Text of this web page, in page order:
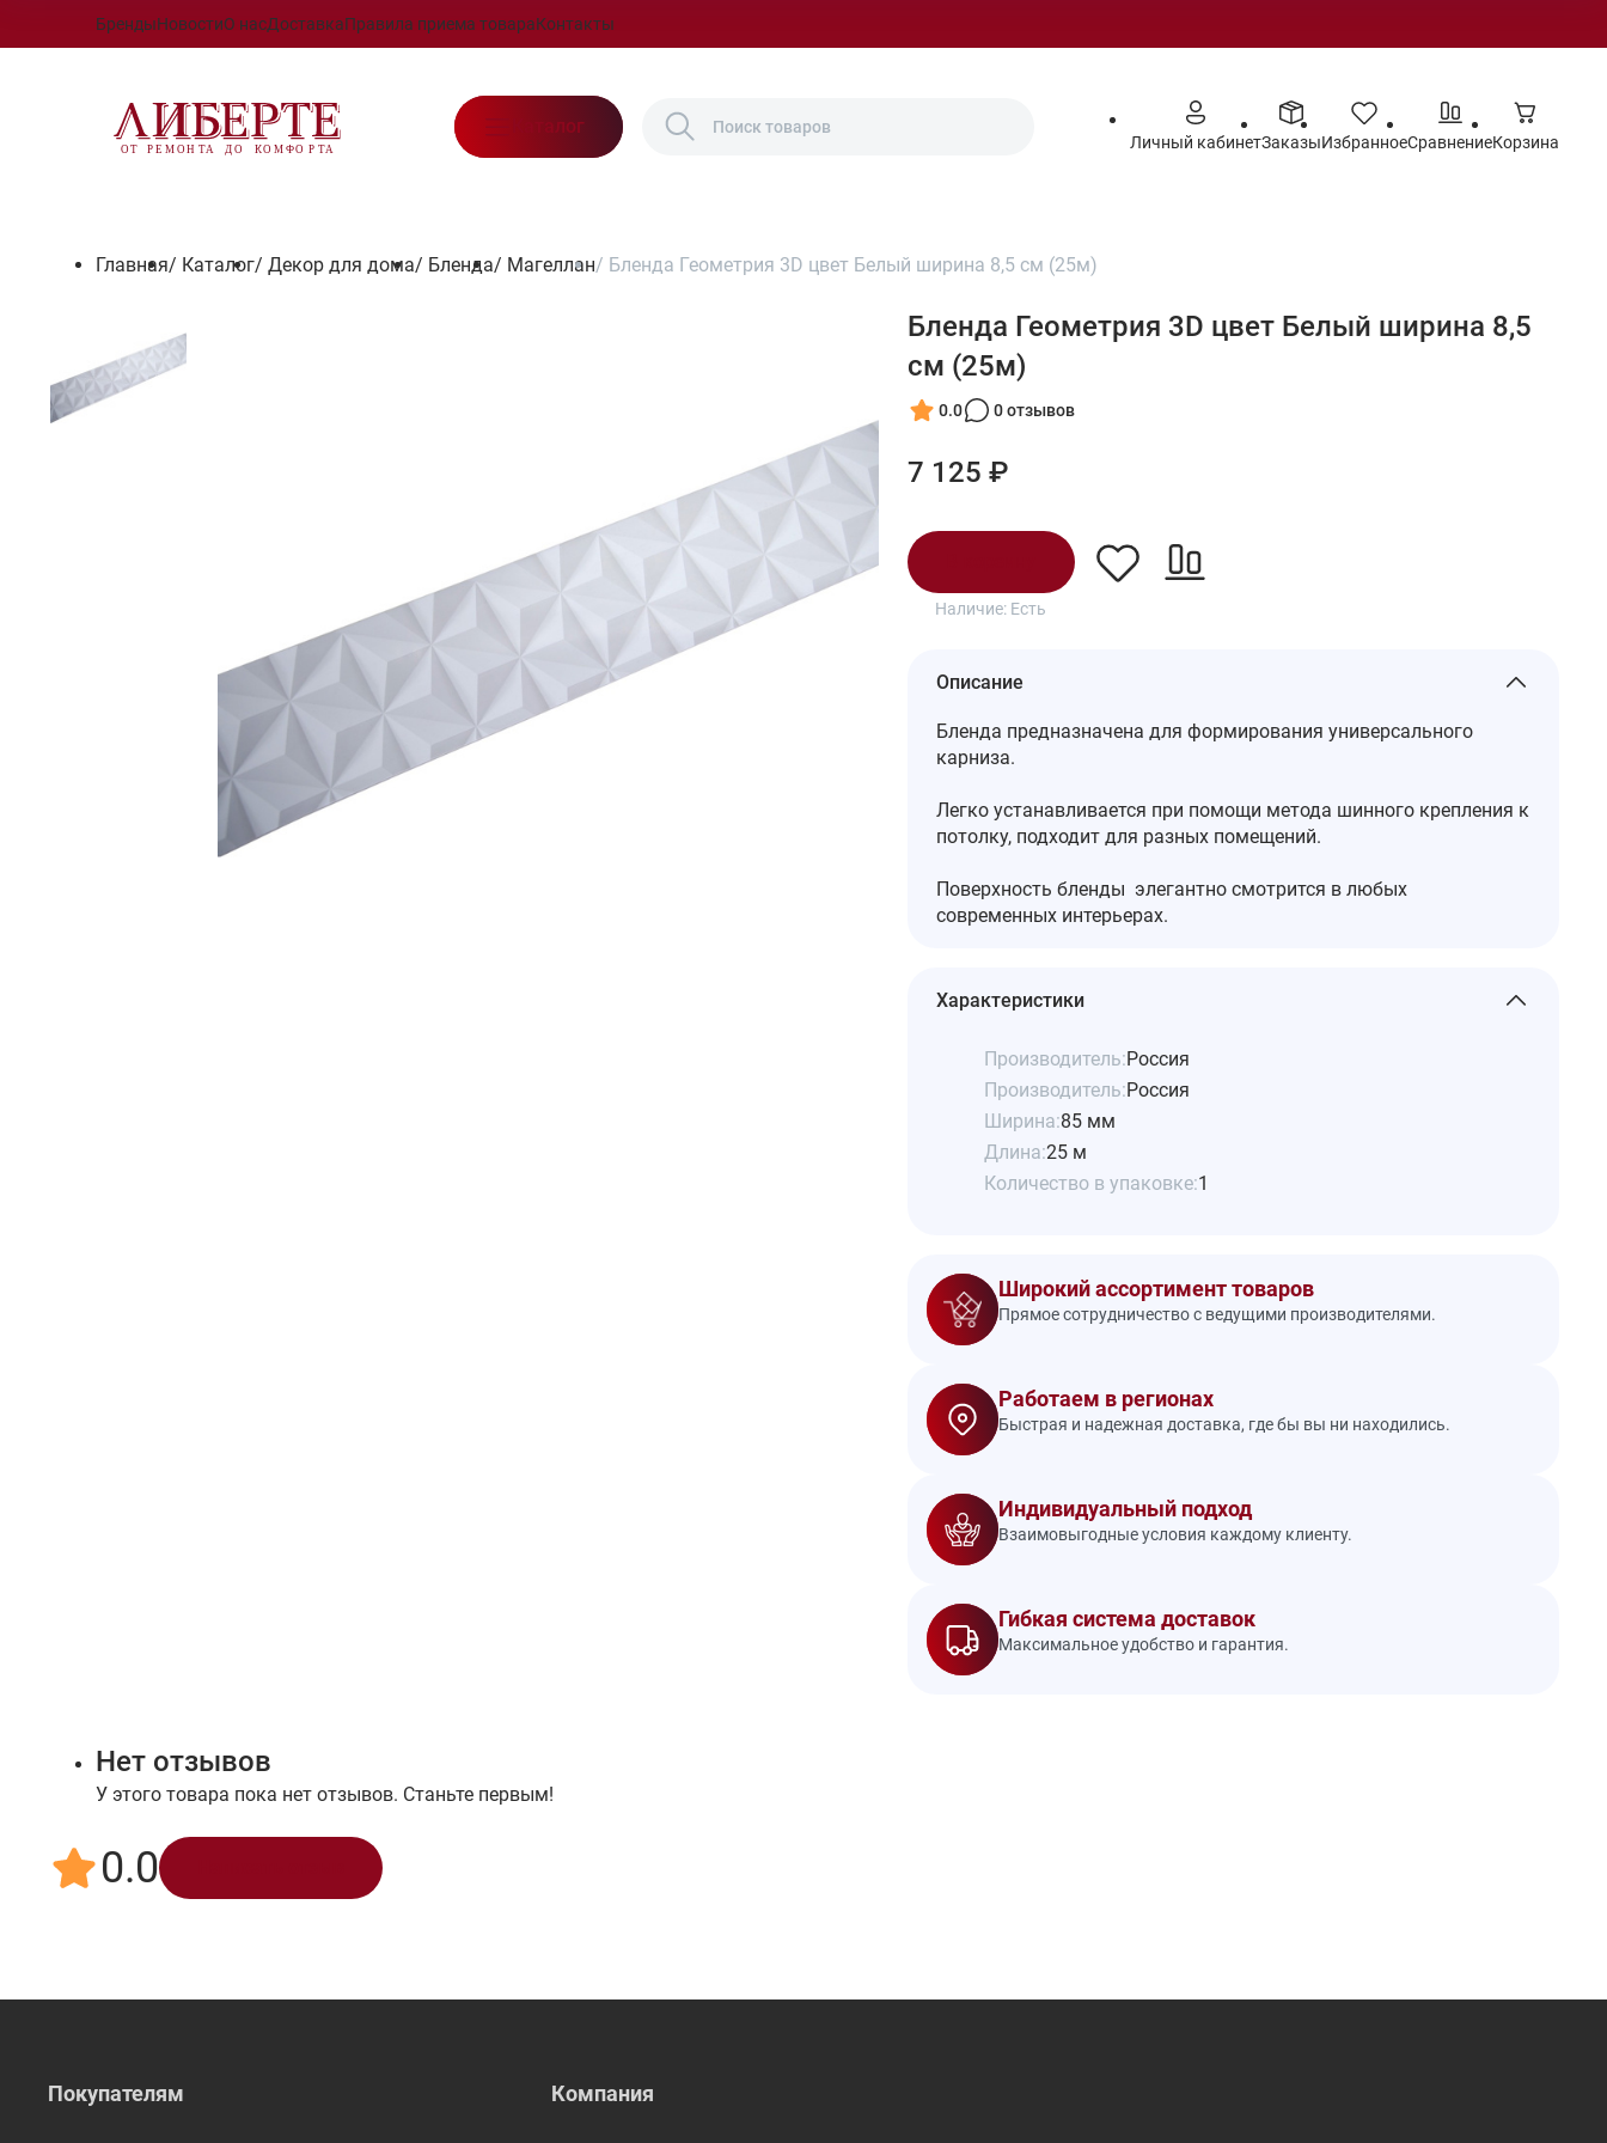
БрендыНовостиО насДоставкаПравила приема товараКонтакты
Каталог
Личный кабинетЗаказыИзбранноеСравнениеКорзина
Главная/ Каталог/ Декор для дома/ Бленда/ Магеллан/ Бленда Геометрия 3D цвет Белый ширина 8,5 см (25м)
Бленда Геометрия 3D цвет Белый ширина 8,5
см (25м)
0.0 0 отзывов
7 125 ₽
Наличие: Есть
Описание
Бленда предназначена для формирования универсального
карниза.
Легко устанавливается при помощи метода шинного крепления к
потолку, подходит для разных помещений.
Поверхность бленды элегантно смотрится в любых
современных интерьерах.
Характеристики
Производитель:Россия
Производитель:Россия
Ширина:85 мм
Длина:25 м
Количество в упаковке:1
Широкий ассортимент товаров
Прямое сотрудничество с ведущими производителями.
Работаем в регионах
Быстрая и надежная доставка, где бы вы ни находились.
Индивидуальный подход
Взаимовыгодные условия каждому клиенту.
Гибкая система доставок
Максимальное удобство и гарантия.
Нет отзывов
У этого товара пока нет отзывов. Станьте первым!
0.0
Покупателям Компания